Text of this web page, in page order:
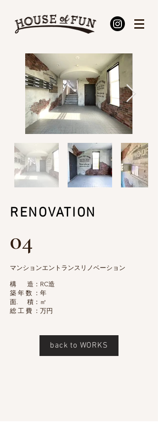
RENOVATION
04
マンションエントランスリノベーション
構 造：RC造
築 年 数 ：年
面. 積：㎡
総 工 費 ：万円
back to WORKS